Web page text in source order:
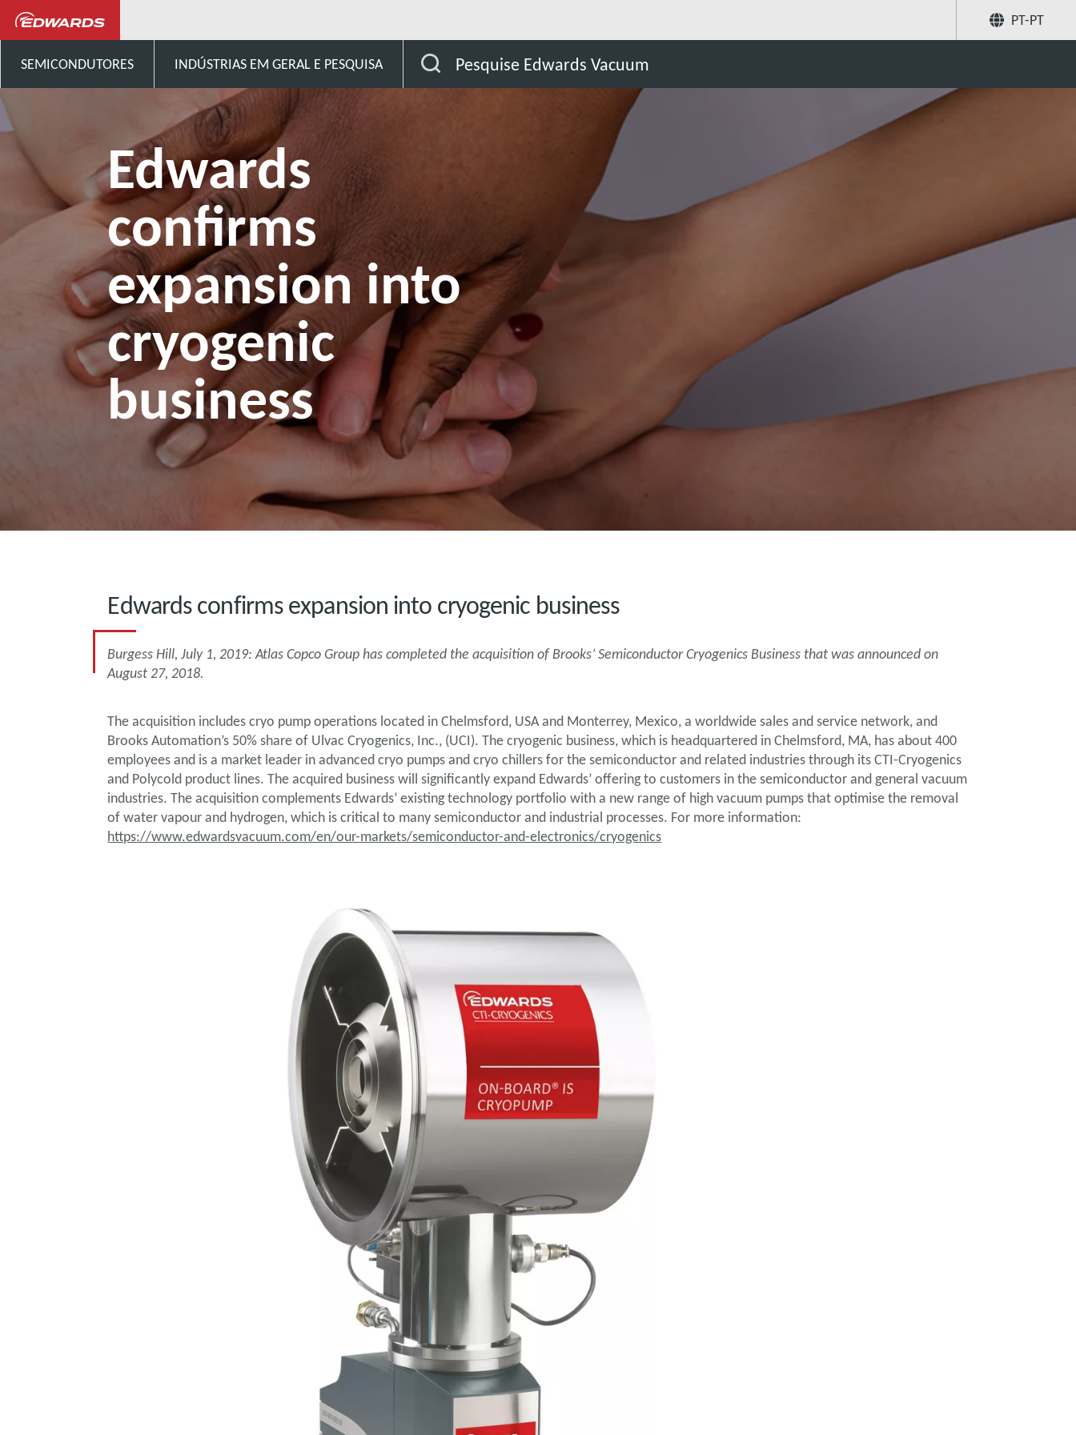
PT-PT
SEMICONDUTORES INDÚSTRIAS EM GERAL E PESQUISA Pesquise Edwards Vacuum
Edwards
confirms
expansion into
cryogenic
business
Edwards confirms expansion into cryogenic business
Burgess Hill, July 1, 2019: Atlas Copco Group has completed the acquisition of Brooks’ Semiconductor Cryogenics Business that was announced on
August 27, 2018.
The acquisition includes cryo pump operations located in Chelmsford, USA and Monterrey, Mexico, a worldwide sales and service network, and
Brooks Automation’s 50% share of Ulvac Cryogenics, Inc., (UCI). The cryogenic business, which is headquartered in Chelmsford, MA, has about 400
employees and is a market leader in advanced cryo pumps and cryo chillers for the semiconductor and related industries through its CTI-Cryogenics
and Polycold product lines. The acquired business will significantly expand Edwards’ offering to customers in the semiconductor and general vacuum
industries. The acquisition complements Edwards’ existing technology portfolio with a new range of high vacuum pumps that optimise the removal
of water vapour and hydrogen, which is critical to many semiconductor and industrial processes. For more information:
https://www.edwardsvacuum.com/en/our-markets/semiconductor-and-electronics/cryogenics